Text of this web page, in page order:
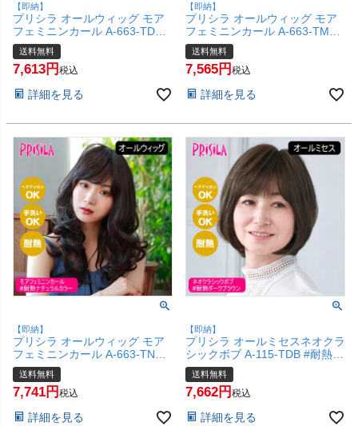
【即納】
プリシラ オールウィッグ モア
フェミニンカール A-663-TDM
#耐熱デイリーマロン 【かつら
和装 コスプレ 医療用 自然 おし
ゃれ かわいい 可愛い 小顔 簡単
配便送料無料】(6057731)
送料無料
7,613 税込
詳細を見る
【即納】
プリシラ オールウィッグ モア
フェミニンカール A-663-TMB
#耐熱マロンブラウン 【かつら
和装 コスプレ 医療用 自然 おし
ゃれ かわいい 可愛い 小顔 簡単
配便送料無料】(6057730)
送料無料
7,565 税込
詳細を見る
【即納】
プリシラ オールウィッグ モア
フェミニンカール A-663-TNC #
耐熱ナチュラルカラー 【かつら
和装 コスプレ 医療用 自然 おし
ゃれ かわいい 可愛い 小顔 簡単
配便送料無料】(6057728)
送料無料
7,741 税込
詳細を見る
【即納】
プリシラ オールミセスネオクラ
シックボブ A-115-TDB #耐熱ダ
ークブラウン 【医療用 フルウ
ィッグ かつら 和装 シニア 白髪
隠し 自然 簡単 お手軽 初心者向
【宅配便送料無料】(6057704)
送料無料
7,662 税込
詳細を見る